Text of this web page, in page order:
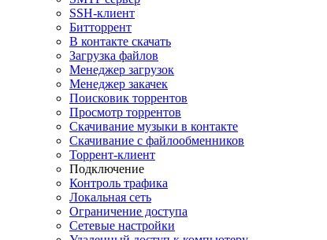
SSH-клиент
Битторрент
В контакте скачать
Загрузка файлов
Менеджер загрузок
Менеджер закачек
Поисковик торрентов
Просмотр торрентов
Скачивание музыки в контакте
Скачивание с файлообменников
Торрент-клиент
Подключение
Контроль трафика
Локальная сеть
Ограничение доступа
Сетевые настройки